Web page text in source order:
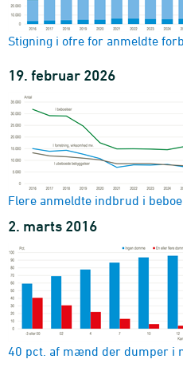
Personer
køn, alder, tidligere domme,
strengeste straf i
Stigning i ofre for anmeldte
19. februar 2026
Flere anmeldte indbrud i
2. marts 2016
40 pct. af mænd der dumper i